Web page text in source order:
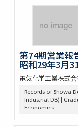
第74期営業
昭和29年3月
電気化学工業株式
Records of Showa
Industrial DB) |
Economics